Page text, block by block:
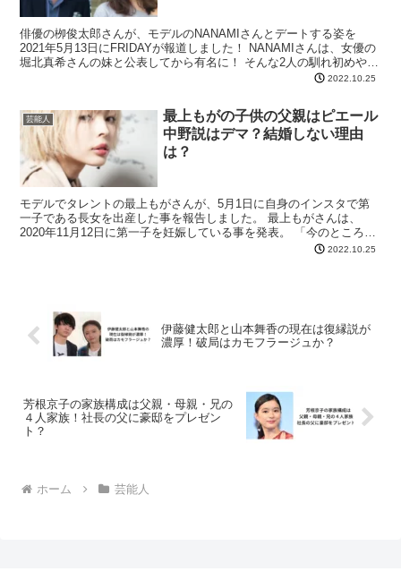
俳優の栁俊太郎さんが、モデルのNANAMIさんとデートする姿を
2021年5月13日にFRIDAYが報道しました！ NANAMIさんは、女優の
堀北真希さんの妹と公表してから有名に！ そんな2人の馴れ初めや同
2022.10.25
芸能人
最上もがの子供の父親はピエール
中野説はデマ？結婚しない理由
は？
モデルでタレントの最上もがさんが、5月1日に自身のインスタで第
一子である長女を出産した事を報告しました。 最上もがさんは、
2020年11月12日に第一子を妊娠している事を発表。 「今のところ結
2022.10.25
伊藤健太郎と山本舞香の現在は復縁説が
濃厚！破局はカモフラージュか？
芳根京子の家族構成は父親・母親・兄の
４人家族！社長の父に豪邸をプレゼン
ト？
ホーム 芸能人